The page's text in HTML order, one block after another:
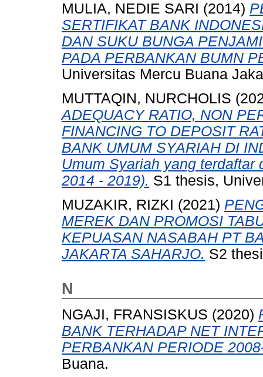
MULIA, NEDIE SARI (2014)
SERTIFIKAT BANK
DAN SUKU BUNGA
PADA PERBANKAN BUMN
Universitas Mercu Buana
MUTTAQIN, NURCHOLIS
ADEQUACY RATIO, NON
FINANCING TO DEPOSIT
BANK UMUM SYARIAH DI
Umum Syariah yang terdaftar
2014 - 2019). S1 thesis,
MUZAKIR, RIZKI (2021)
MEREK DAN PROMOSI
KEPUASAN NASABAH PT
JAKARTA SAHARJO. S2
N
NGAJI, FRANSISKUS (2020)
BANK TERHADAP NET
PERBANKAN PERIODE
Buana.